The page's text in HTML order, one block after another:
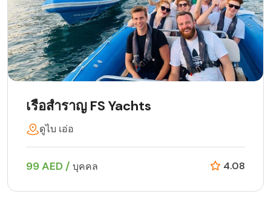
เรือสำราญ FS Yachts
ดูไบ เอ่อ
99 AED / บุคคล 4.08